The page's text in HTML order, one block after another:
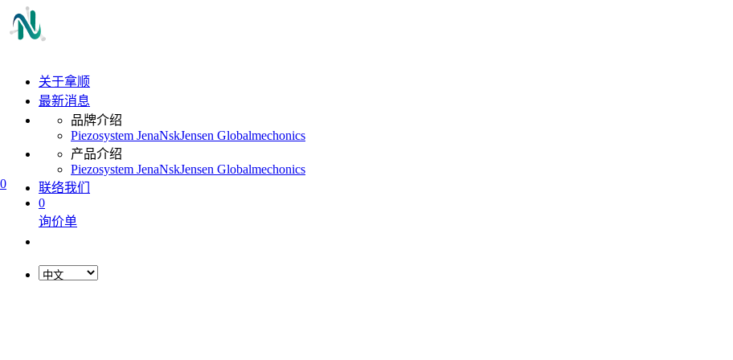
0
关于拿顺
最新消息
品牌介绍
Piezosystem JenaNskJensen Globalmechonics
产品介绍
Piezosystem JenaNskJensen Globalmechonics
联络我们
0
询价单